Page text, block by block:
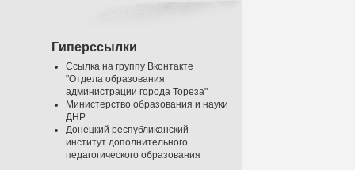
Гиперссылки
Ссылка на группу Вконтакте
"Отдела образования
администрации города Тореза"
Министерство образования и науки
ДНР
Донецкий республиканский
институт дополнительного
педагогического образования